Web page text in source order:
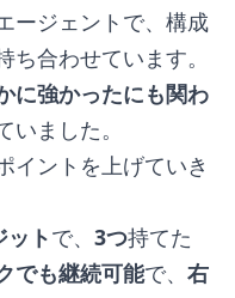
ージェントで、構成
合わせています。
に強かったにも関わ
いました。
イントを上げていき
ットで、 3つ持てた
でも継続可能で、 右